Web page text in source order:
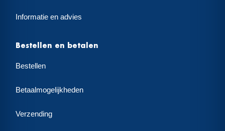
Informatie en advies
Bestellen en betalen
Bestellen
Betaalmogelijkheden
Verzending